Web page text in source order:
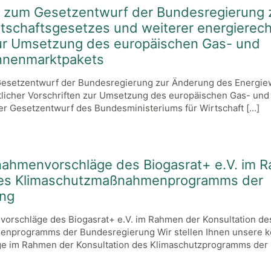
zum Gesetzentwurf der Bundesregierung
und weiterer
Umsetzung des europäischen Gas- und
der Bundesregierung zur Änderung des
Vorschriften zur Umsetzung des europäischen Gas-
Gesetzentwurf des Bundesministeriums für Wirtschaft […]
des Biogasrat+ e.V. im
Klimaschutzmaßnahmenprogramms der
des Biogasrat+ e.V. im Rahmen der Konsultation
der Bundesregierung Wir stellen Ihnen unsere
im Rahmen der Konsultation des Klimaschutzprogramms der